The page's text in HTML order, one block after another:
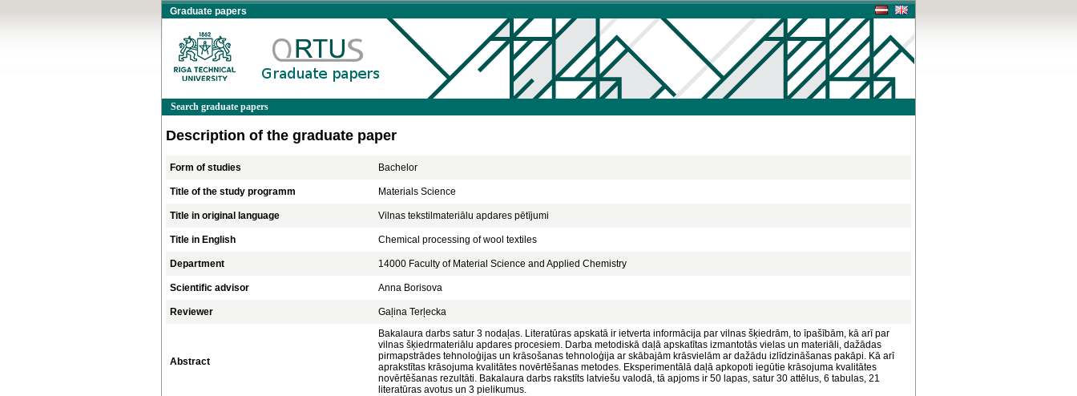
Graduate papers
Search graduate papers
Description of the graduate paper
Form of studies Bachelor
Title of the study programm Materials Science
Title in original language Vilnas tekstilmateriālu apdares pētījumi
Title in English Chemical processing of wool textiles
Department 14000 Faculty of Material Science and Applied Chemistry
Scientific advisor Anna Borisova
Reviewer Gaļina Terļecka
Abstract
Bakalaura darbs satur 3 nodaļas. Literatūras apskatā ir ietverta informācija par vilnas šķiedrām, to īpašībām, kā arī par
vilnas šķiedrmateriālu apdares procesiem. Darba metodiskā daļā apskatītas izmantotās vielas un materiāli, dažādas
pirmapstrādes tehnoloģijas un krāsošanas tehnoloģija ar skābajām krāsvielām ar dažādu izlīdzināšanas pakāpi. Kā arī
aprakstītas krāsojuma kvalitātes novērtēšanas metodes. Eksperimentālā daļā apkopoti iegūtie krāsojuma kvalitātes
novērtēšanas rezultāti. Bakalaura darbs rakstīts latviešu valodā, tā apjoms ir 50 lapas, satur 30 attēlus, 6 tabulas, 21
literatūras avotus un 3 pielikumus.